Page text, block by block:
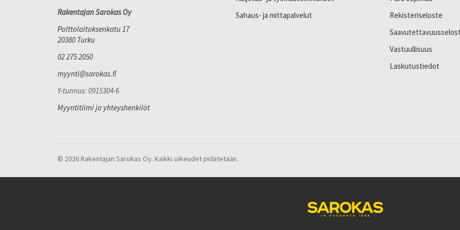
Rakentajan Sarokas Oy
Polttolaitoksenkatu 17
20380 Turku
02 275 2050
myynti@sarokas.fi
Y-tunnus: 0915304-6
Myyntitiimi ja yhteyshenkilöt
Sahaus- ja mittapalvelut
Rekisteriseloste
Vastuullisuus
Laskutustiedot
© 2026 Rakentajan Sarokas Oy. Kaikki oikeudet pidätetään.